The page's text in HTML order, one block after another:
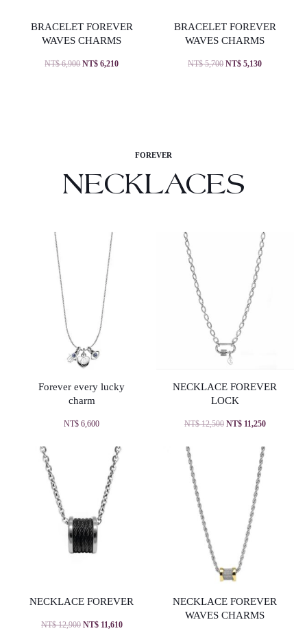
BRACELET FOREVER
WAVES CHARMS
NT$6,900 NT$ 6,210
BRACELET FOREVER
WAVES CHARMS
NT$5,700 NT$ 5,130
FOREVER
NECKLACES
Forever every lucky
charm
NT$ 6,600
NECKLACE FOREVER
LOCK
NT$12,500 NT$11,250
NECKLACE FOREVER
NT$12,900 NT$11,610
NECKLACE FOREVER
WAVES CHARMS